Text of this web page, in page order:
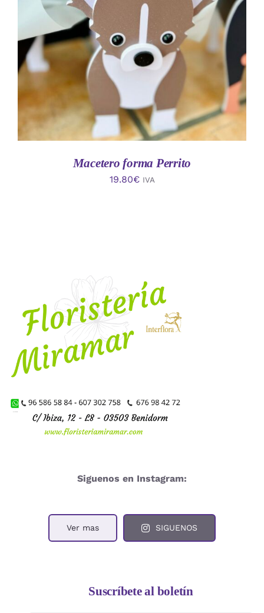
AÑADIR AL CARRITO
DETALLES
Macetero forma Perrito
19.80€ IVA
Siguenos en Instagram:
Ver mas SIGUENOS
Suscríbete al boletín